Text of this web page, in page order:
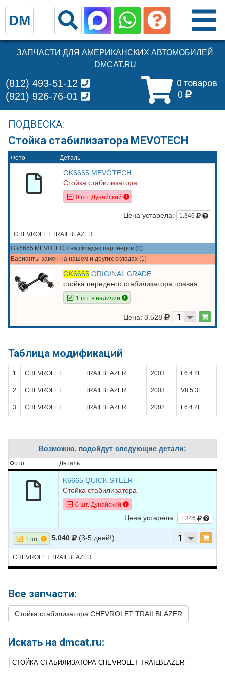
ЗАПЧАСТИ ДЛЯ АМЕРИКАНСКИХ АВТОМОБИЛЕЙ
DMCAT.RU
0 товаров
0
(812) 493-51-12
(921) 926-76-01
ПОДВЕСКА:
Стойка стабилизатора MEVOTECH
Фото Деталь
GK6665 MEVOTECH
Стойка стабилизатора
0 шт. Дунайский
Цена устарела: 1.346
CHEVROLET TRAILBLAZER
GK6665 MEVOTECH на складах партнеров (0)
Варианты замен на нашем и других складах (1)
GK6665 ORIGINAL GRADE
стойка переднего стабилизатора правая
1 шт. в наличии
Цена: 3.528
Таблица модификаций
1 CHEVROLET TRAILBLAZER 2003 L6 4.2L
2 CHEVROLET TRAILBLAZER 2003 V8 5.3L
3 CHEVROLET TRAILBLAZER 2002 L6 4.2L
Возможно, подойдут следующие детали:
Фото Деталь
K6665 QUICK STEER
Стойка стабилизатора
0 шт. Дунайский
Цена устарела: 1.346
1 шт. 5.040 (3-5 дней!)
CHEVROLET TRAILBLAZER
Все запчасти:
Стойка стабилизатора CHEVROLET TRAILBLAZER
Искать на dmcat.ru:
СТОЙКА СТАБИЛИЗАТОРА CHEVROLET TRAILBLAZER
DM